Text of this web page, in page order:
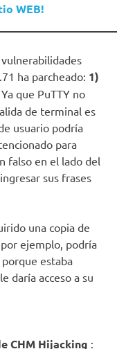
WEB!
ha parcheado: 1)
que PuTTY no
de terminal es
usuario podría
para
falso en el lado del
sus frases
una copia de
ejemplo, podría
estaba
daría acceso a su
CHM Hijacking :